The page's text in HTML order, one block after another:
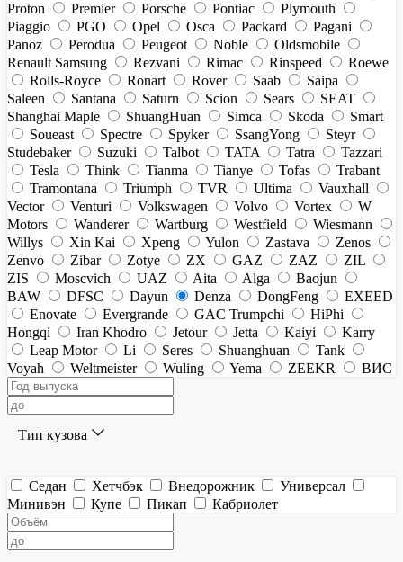
Proton
Premier Porsche Pontiac
Plymouth
Piaggio
PGO Opel Osca Packard
Pagani
Panoz
Perodua Peugeot Noble
Oldsmobile
Renault Samsung
Rezvani Rimac Rinspeed
Roewe
Rolls-Royce
Ronart Rover Saab
Saipa
Saleen
Santana Saturn Scion Sears
SEAT
Shanghai Maple
ShuangHuan Simca Skoda
Smart
Soueast
Spectre Spyker SsangYong
Steyr
Studebaker
Suzuki Talbot TATA Tatra
Tazzari
Tesla
Think Tianma Tianye Tofas
Trabant
Tramontana
Triumph TVR Ultima
Vauxhall
Vector
Venturi Volkswagen Volvo Vortex
W
Motors
Wanderer Wartburg Westfield
Wiesmann
Willys
Xin Kai Xpeng Yulon Zastava
Zenos
Zenvo
Zibar Zotye ZX GAZ ZAZ
ZIL
ZIS
Moscvich UAZ Aita Alga
Baojun
BAW
DFSC Dayun Denza DongFeng
EXEED
Enovate
Evergrande GAC Trumpchi
HiPhi
Hongqi
Iran Khodro Jetour Jetta Kaiyi
Karry
Leap Motor
Li Seres Shuanghuan
Tank
Voyah
Weltmeister Wuling Yema ZEEKR ВИС
Тип кузова
Седан Хетчбэк Внедорожник
Универсал
Минивэн
Купе Пикап Кабриолет